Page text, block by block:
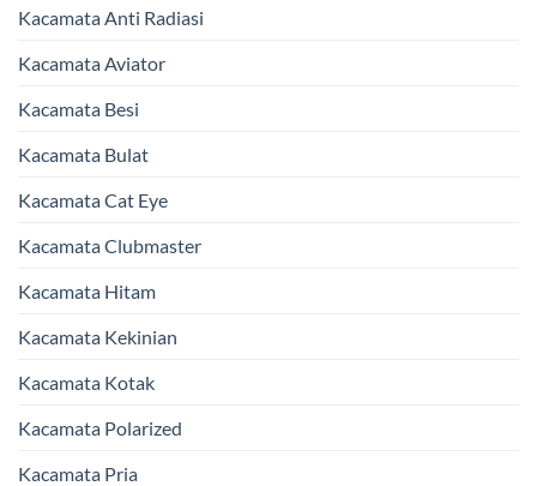
Kacamata Anti Radiasi
Kacamata Aviator
Kacamata Besi
Kacamata Bulat
Kacamata Cat Eye
Kacamata Clubmaster
Kacamata Hitam
Kacamata Kekinian
Kacamata Kotak
Kacamata Polarized
Kacamata Pria